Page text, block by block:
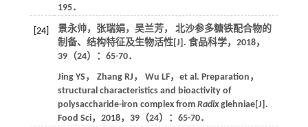
195．
[24]
景永帅，张瑞娟，吴兰芳， 北沙参多糖铁配合物的
制备、结构特征及生物活性[J]. 食品科学， 2018，
39（24）：65-70．
Jing YS ， Zhang RJ ， Wu LF，et al. Preparation，
structural characteristics and bioactivity of
polysaccharide-iron complex from Radixglehniae[J].
Food Sci， 2018， 39（24）：65-70．